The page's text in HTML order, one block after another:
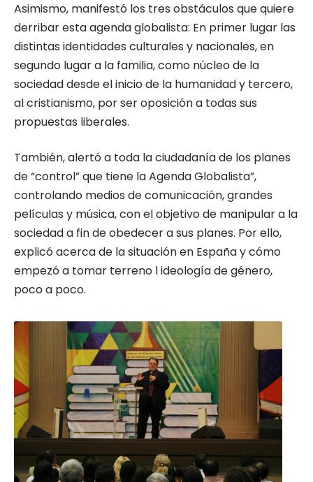
Asimismo, manifestó los tres obstáculos que quiere
derribar esta agenda globalista: En primer lugar las
distintas identidades culturales y nacionales, en
segundo lugar a la familia, como núcleo de la
sociedad desde el inicio de la humanidad y tercero,
al cristianismo, por ser oposición a todas sus
propuestas liberales.
También, alertó a toda la ciudadanía de los planes
de “control” que tiene la Agenda Globalista”,
controlando medios de comunicación, grandes
películas y música, con el objetivo de manipular a la
sociedad a fin de obedecer a sus planes. Por ello,
explicó acerca de la situación en España y cómo
empezó a tomar terreno l ideología de género,
poco a poco.